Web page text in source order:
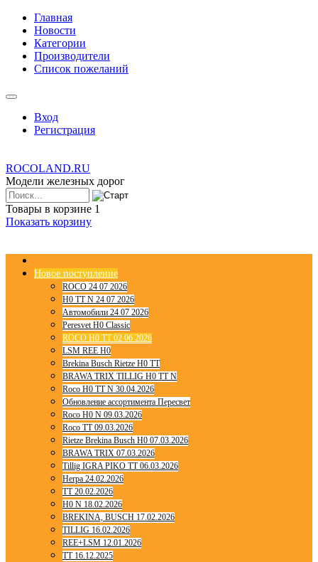
Главная
Новости
Категории
Производители
Список пожеланий
Вход
Регистрация
ROCOLAND.RU
Модели железных дорог
Товары в корзине 1
Показать корзину
Новое поступление
ROCO 24 07 2026
H0 TT N 24 07 2026
Автомобили 24 07 2026
Peresvet H0 Classic
ROCO H0 TT 02 06 2026
LSM REE H0
Brekina Busch Rietze H0 TT
BRAWA TRIX TILLIG H0 TT N
Roco H0 TT N 30.04.2026
Обновление ассортимента Пересвет
Roco H0 N 09.03.2026
Roco TT 09.03.2026
Rietze Brekina Busch H0 07.03.2026
BRAWA TRIX 07.03.2026
Tillig IGRA PIKO TT 06.03.2026
Herpa 24.02.2026
TT 20.02.2026
H0 N 18.02.2026
BREKINA, BUSCH 17.02.2026
TILLIG 16.02.2026
REE+LSM 12.01.2026
TT 16.12.2025